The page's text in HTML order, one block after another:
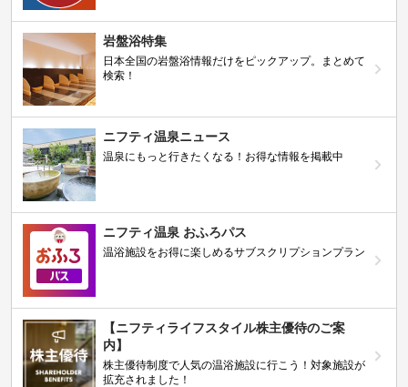
岩盤浴特集
日本全国の岩盤浴情報だけをピックアップ。まとめて
検索！
ニフティ温泉ニュース
温泉にもっと行きたくなる！お得な情報を掲載中
ニフティ温泉 おふろパス
温浴施設をお得に楽しめるサブスクリプションプラン
【ニフティライフスタイル株主優待のご案
内】
株主優待制度で人気の温浴施設に行こう！対象施設が
拡充されました！